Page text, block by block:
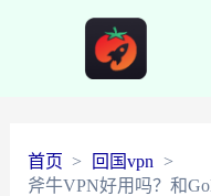
首页
回国vpn
斧牛VPN好用吗？和